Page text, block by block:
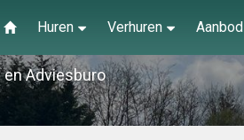
Huren Verhuren Aanbod
Adviesburo